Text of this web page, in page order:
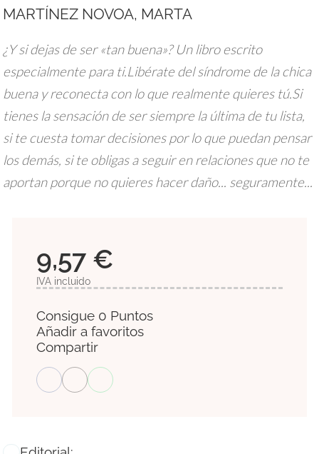
MARTÍNEZ NOVOA, MARTA
¿Y si dejas de ser «tan buena»? Un libro escrito
especialmente para ti.Libérate del síndrome de la chica
buena y reconecta con lo que realmente quieres tú.Si
tienes la sensación de ser siempre la última de tu lista,
si te cuesta tomar decisiones por lo que puedan pensar
los demás, si te obligas a seguir en relaciones que no te
aportan porque no quieres hacer daño... seguramente...
9,57 €
IVA incluido
Consigue 0 Puntos
Añadir a favoritos
Compartir